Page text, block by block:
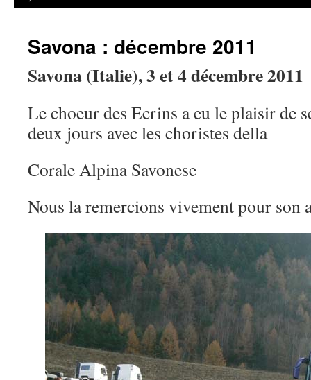
Savona : décembre 2011
Savona (Italie), 3 et 4 décembre 2011
Le choeur des Ecrins a eu le plaisir de
deux jours avec les choristes della
Corale Alpina Savonese
Nous la remercions vivement pour son